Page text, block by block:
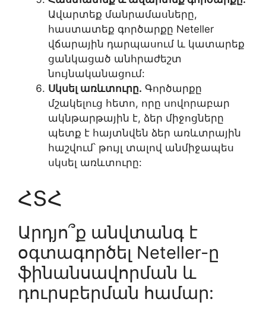
Ավարտեք մանրամասները,
հաստատեք գործարքը Neteller
վճարային դարպասում և կատարեք
ցանկացած անհրաժեշտ
նույնականացում:
Սկսել առևտուրը. Գործարքը
մշակելուց հետո, որը սովորաբար
ակնթարթային է, ձեր միջոցները
պետք է հայտնվեն ձեր առևտրային
հաշվում՝ թույլ տալով անմիջապես
սկսել առևտուրը:
ՀՏՀ
Արդյո՞ք անվտանգ է
օգտագործել Neteller-ը
ֆինանսավորման և
դուրսբերման համար: